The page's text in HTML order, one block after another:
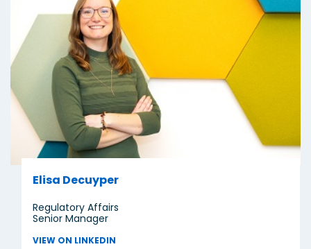
Elisa Decuyper
Regulatory Affairs
Senior Manager
VIEW ON LINKEDIN